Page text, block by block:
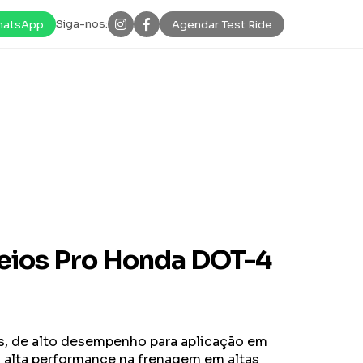
Siga-nos: Agendar Test Ride
Pro Honda DOT-4
de alto desempenho para aplicação em
performance na frenagem em altas